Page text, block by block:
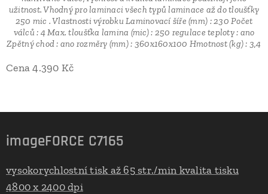
užitnost. Vhodný pro laminaci všech typů laminace až do tloušťky
250 mic . Vlastnosti výrobku Laminovací šíře (mm) : 230 Počet
válců : 4 Max. tloušťka lamina (mic) : 250 regulace teploty : ano
Zpětný chod : ano rozměry (mm) : 360x160x100 Hmotnost (kg) : 3,4
Cena 4.390 Kč
imageFORCE C7165
vysokorychlostní tisk až 65 str./min kvalita tisku
4800 x 2400 dpi